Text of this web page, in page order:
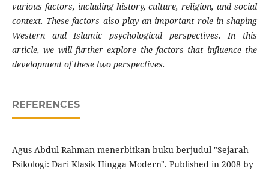
various factors, including history, culture, religion, and social
context. These factors also play an important role in shaping
Western and Islamic psychological perspectives. In this
article, we will further explore the factors that influence the
development of these two perspectives.
REFERENCES
Agus Abdul Rahman menerbitkan buku berjudul "Sejarah
Psikologi: Dari Klasik Hingga Modern". Published in 2008 by